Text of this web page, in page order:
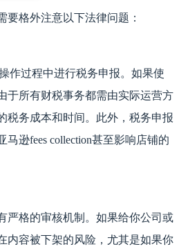
要格外注意以下法律问题：
作过程中进行税务申报。如果使
于所有财税事务都需由实际运营方
税务成本和时间。此外，税务申报
逊fees collection甚至影响店铺的
严格的审核机制。如果给你公司或
内容被下架的风险，尤其是如果你